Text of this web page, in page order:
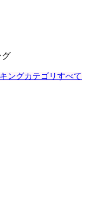
グ
ングカテゴリすべて